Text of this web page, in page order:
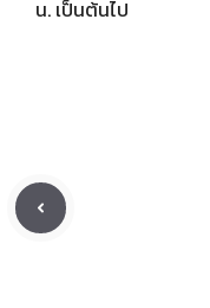
น. เป็นต้นไป